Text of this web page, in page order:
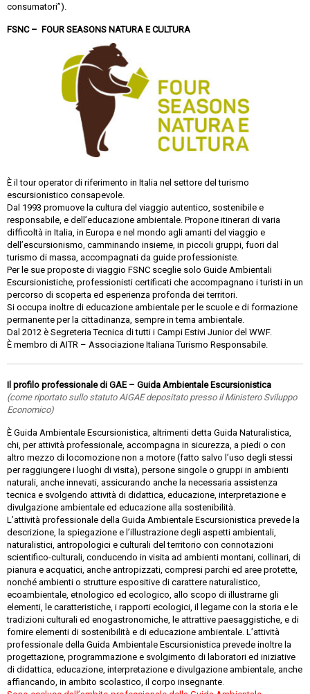
consumatori”).
FSNC – FOUR SEASONS NATURA E CULTURA
È il tour operator di riferimento in Italia nel settore del turismo
escursionistico consapevole.
Dal 1993 promuove la cultura del viaggio autentico, sostenibile e
responsabile, e dell’educazione ambientale. Propone itinerari di varia
difficoltà in Italia, in Europa e nel mondo agli amanti del viaggio e
dell’escursionismo, camminando insieme, in piccoli gruppi, fuori dal
turismo di massa, accompagnati da guide professioniste.
Per le sue proposte di viaggio FSNC sceglie solo Guide Ambientali
Escursionistiche, professionisti certificati che accompagnano i turisti in un
percorso di scoperta ed esperienza profonda dei territori.
Si occupa inoltre di educazione ambientale per le scuole e di formazione
permanente per la cittadinanza, sempre in tema ambientale.
Dal 2012 è Segreteria Tecnica di tutti i Campi Estivi Junior del WWF.
È membro di AITR – Associazione Italiana Turismo Responsabile.
Il profilo professionale di GAE – Guida Ambientale Escursionistica
(come riportato sullo statuto AIGAE depositato presso il Ministero Sviluppo
Economico)
È Guida Ambientale Escursionistica, altrimenti detta Guida Naturalistica,
chi, per attività professionale, accompagna in sicurezza, a piedi o con
altro mezzo di locomozione non a motore (fatto salvo l’uso degli stessi
per raggiungere i luoghi di visita), persone singole o gruppi in ambienti
naturali, anche innevati, assicurando anche la necessaria assistenza
tecnica e svolgendo attività di didattica, educazione, interpretazione e
divulgazione ambientale ed educazione alla sostenibilità.
L’attività professionale della Guida Ambientale Escursionistica prevede la
descrizione, la spiegazione e l’illustrazione degli aspetti ambientali,
naturalistici, antropologici e culturali del territorio con connotazioni
scientifico-culturali, conducendo in visita ad ambienti montani, collinari, di
pianura e acquatici, anche antropizzati, compresi parchi ed aree protette,
nonché ambienti o strutture espositive di carattere naturalistico,
ecoambientale, etnologico ed ecologico, allo scopo di illustrarne gli
elementi, le caratteristiche, i rapporti ecologici, il legame con la storia e le
tradizioni culturali ed enogastronomiche, le attrattive paesaggistiche, e di
fornire elementi di sostenibilità e di educazione ambientale. L’attività
professionale della Guida Ambientale Escursionistica prevede inoltre la
progettazione, programmazione e svolgimento di laboratori ed iniziative
di didattica, educazione, interpretazione e divulgazione ambientale, anche
affiancando, in ambito scolastico, il corpo insegnante.